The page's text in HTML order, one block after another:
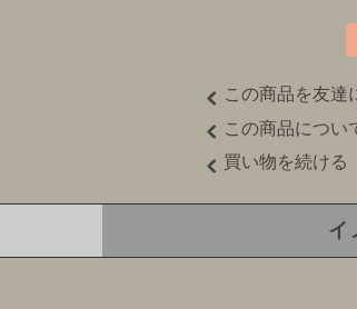
この商品を友達
この商品につい
買い物を続ける
イ